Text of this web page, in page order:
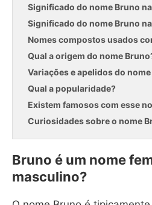
Significado do nome Bruno
Significado do nome Bruno
Nomes compostos usados
Qual a origem do nome
Variações e apelidos do
Qual a popularidade?
Existem famosos com esse
Curiosidades sobre o nome
Bruno é um nome
masculino?